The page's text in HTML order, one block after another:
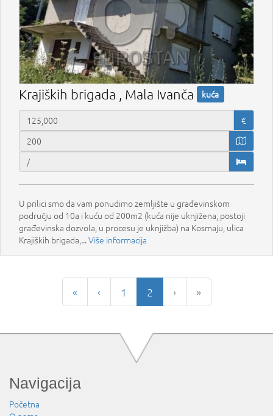
Krajiških brigada , Mala Ivanča kuća
€
U prilici smo da vam ponudimo zemljište u građevinskom
području od 10a i kuću od 200m2 (kuća nije uknjižena, postoji
građevinska dozvola, u procesu je uknjižba) na Kosmaju, ulica
Krajiških brigada,...Više informacija
« ‹ 1 2 › »
Navigacija
Početna